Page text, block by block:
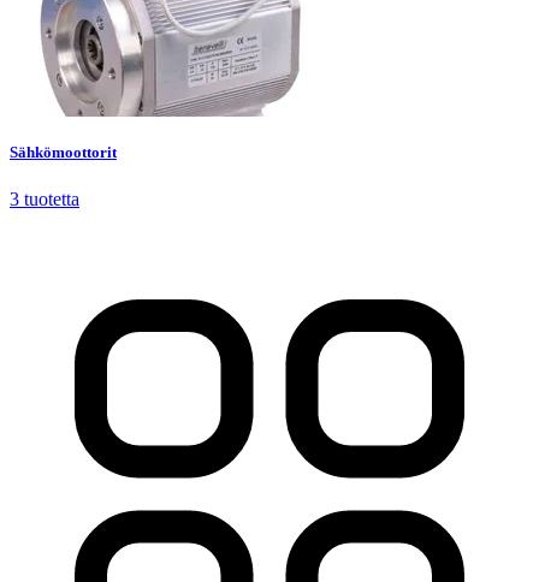
Sähkömoottorit 3 tuotetta
Sähkömoottorit
3 tuotetta